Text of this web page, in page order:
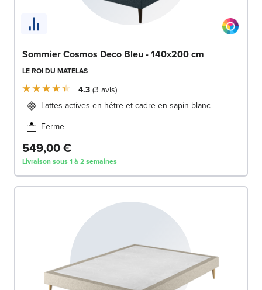
Sommier Cosmos Deco Bleu - 140x200 cm
LE ROI DU MATELAS
4.3 3 avis
Lattes actives en hêtre et cadre en sapin blanc
Ferme
549,00 €
Livraison sous 1 à 2 semaines